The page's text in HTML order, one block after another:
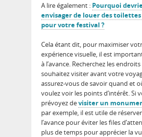
A lire également : Pourquoi
envisager de louer des
pour votre festival ?
Cela étant dit, pour maximiser
expérience visuelle, il est
à l’avance. Recherchez les
souhaitez visiter avant votre
assurez-vous de savoir quand et
voulez voir les points d’intérêt. Si
prévoyez devisiter un
par exemple, il est utile de
l’avance pour éviter les files
plus de temps pour apprécier la